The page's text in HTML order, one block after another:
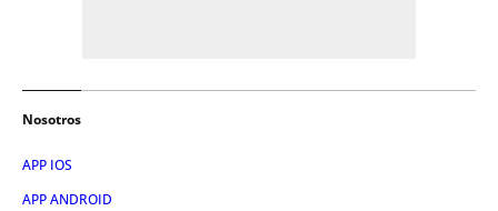
Nosotros
APP IOS
APP ANDROID